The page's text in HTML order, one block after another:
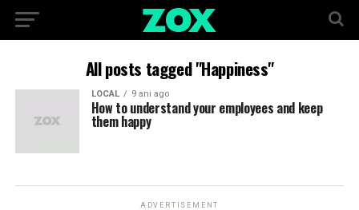
All posts tagged "Happiness"
LOCAL 9 ani ago
How to understand your employees and keep
them happy
ADVERTISEMENT